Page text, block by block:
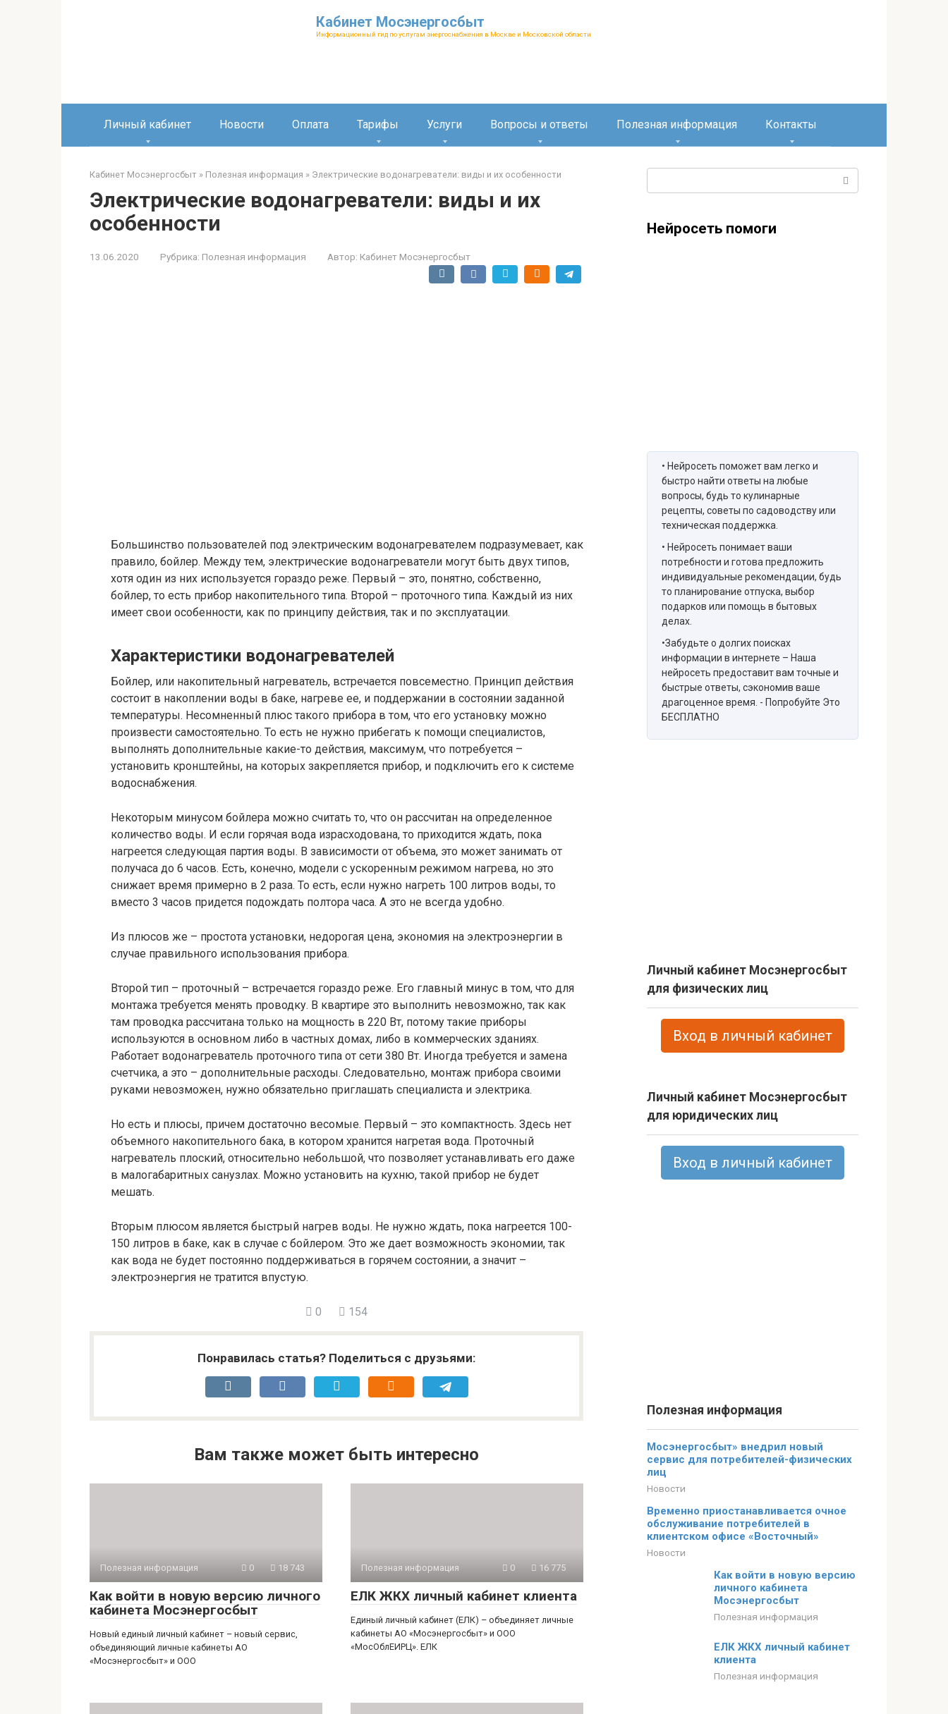
Кабинет Мосэнергосбыт
Информационный гид по услугам энергоснабжения в Москве и Московской области
Личный кабинет Новости Оплата Тарифы Услуги Вопросы и ответы Полезная информация Контакты
Кабинет Мосэнергосбыт » Полезная информация » Электрические водонагреватели: виды и их особенности
Электрические водонагреватели: виды и их
особенности
13.06.2020 Рубрика: Полезная информация Автор: Кабинет Мосэнергосбыт
Большинство пользователей под электрическим водонагревателем подразумевает, как
правило, бойлер. Между тем, электрические водонагреватели могут быть двух типов,
хотя один из них используется гораздо реже. Первый – это, понятно, собственно,
бойлер, то есть прибор накопительного типа. Второй – проточного типа. Каждый из них
имеет свои особенности, как по принципу действия, так и по эксплуатации.
Характеристики водонагревателей
Бойлер, или накопительный нагреватель, встречается повсеместно. Принцип действия
состоит в накоплении воды в баке, нагреве ее, и поддержании в состоянии заданной
температуры. Несомненный плюс такого прибора в том, что его установку можно
произвести самостоятельно. То есть не нужно прибегать к помощи специалистов,
выполнять дополнительные какие-то действия, максимум, что потребуется –
установить кронштейны, на которых закрепляется прибор, и подключить его к системе
водоснабжения.
Некоторым минусом бойлера можно считать то, что он рассчитан на определенное
количество воды. И если горячая вода израсходована, то приходится ждать, пока
нагреется следующая партия воды. В зависимости от объема, это может занимать от
получаса до 6 часов. Есть, конечно, модели с ускоренным режимом нагрева, но это
снижает время примерно в 2 раза. То есть, если нужно нагреть 100 литров воды, то
вместо 3 часов придется подождать полтора часа. А это не всегда удобно.
Из плюсов же – простота установки, недорогая цена, экономия на электроэнергии в
случае правильного использования прибора.
Второй тип – проточный – встречается гораздо реже. Его главный минус в том, что для
монтажа требуется менять проводку. В квартире это выполнить невозможно, так как
там проводка рассчитана только на мощность в 220 Вт, потому такие приборы
используются в основном либо в частных домах, либо в коммерческих зданиях.
Работает водонагреватель проточного типа от сети 380 Вт. Иногда требуется и замена
счетчика, а это – дополнительные расходы. Следовательно, монтаж прибора своими
руками невозможен, нужно обязательно приглашать специалиста и электрика.
Но есть и плюсы, причем достаточно весомые. Первый – это компактность. Здесь нет
объемного накопительного бака, в котором хранится нагретая вода. Проточный
нагреватель плоский, относительно небольшой, что позволяет устанавливать его даже
в малогабаритных санузлах. Можно установить на кухню, такой прибор не будет
мешать.
Вторым плюсом является быстрый нагрев воды. Не нужно ждать, пока нагреется 100-
150 литров в баке, как в случае с бойлером. Это же дает возможность экономии, так
как вода не будет постоянно поддерживаться в горячем состоянии, а значит –
электроэнергия не тратится впустую.
0 154
Понравилась статья? Поделиться с друзьями:
Вам также может быть интересно
Полезная информация 0 18 743
Как войти в новую версию личного
кабинета Мосэнергосбыт
Новый единый личный кабинет – новый сервис,
объединяющий личные кабинеты АО
«Мосэнергосбыт» и ООО
Полезная информация 0 16 775
ЕЛК ЖКХ личный кабинет клиента
Единый личный кабинет (ЕЛК) – объединяет личные
кабинеты АО «Мосэнергосбыт» и ООО
«МосОблЕИРЦ». ЕЛК
Нейросеть помоги
• Нейросеть поможет вам легко и
быстро найти ответы на любые
вопросы, будь то кулинарные
рецепты, советы по садоводству или
техническая поддержка.
• Нейросеть понимает ваши
потребности и готова предложить
индивидуальные рекомендации, будь
то планирование отпуска, выбор
подарков или помощь в бытовых
делах.
•Забудьте о долгих поисках
информации в интернете – Наша
нейросеть предоставит вам точные и
быстрые ответы, сэкономив ваше
драгоценное время. - Попробуйте Это
БЕСПЛАТНО
Личный кабинет Мосэнергосбыт
для физических лиц
Вход в личный кабинет
Личный кабинет Мосэнергосбыт
для юридических лиц
Вход в личный кабинет
Полезная информация
Мосэнергосбыт» внедрил новый
сервис для потребителей-физических
лиц
Новости
Временно приостанавливается очное
обслуживание потребителей в
клиентском офисе «Восточный»
Новости
Как войти в новую версию
личного кабинета
Мосэнергосбыт
Полезная информация
ЕЛК ЖКХ личный кабинет
клиента
Полезная информация